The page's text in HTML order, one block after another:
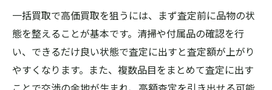
一括買取で高価買取を狙うには、まず査定前に品物の状
態を整えることが基本です。清掃や付属品の確認を行
い、できるだけ良い状態で査定に出すと査定額が上がり
やすくなります。また、複数品目をまとめて査定に出す